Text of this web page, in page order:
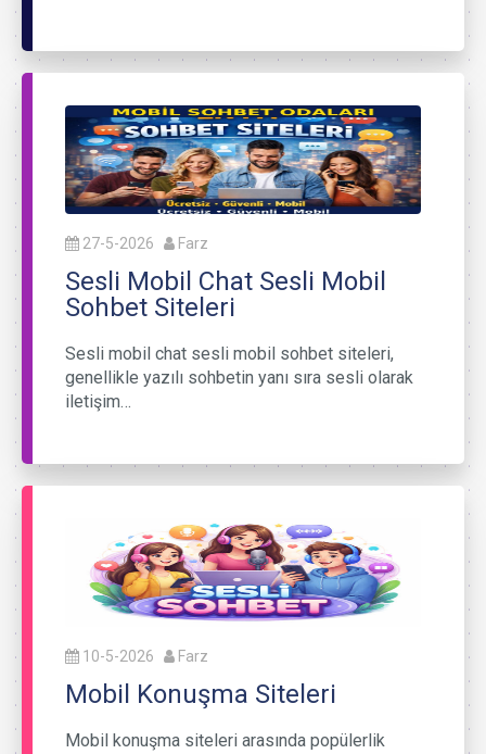
27-5-2026 Farz
Sesli Mobil Chat Sesli Mobil
Sohbet Siteleri
Sesli mobil chat sesli mobil sohbet siteleri,
genellikle yazılı sohbetin yanı sıra sesli olarak
iletişim…
10-5-2026 Farz
Mobil Konuşma Siteleri
Mobil konuşma siteleri arasında popülerlik